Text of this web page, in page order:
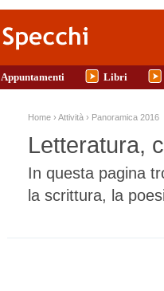
Appuntamenti Libri
Tu sei qui
Home › Attività › Panoramica 2016
Letteratura,
In questa pagina
la scrittura, la